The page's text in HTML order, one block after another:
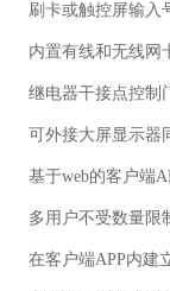
刷卡或触控屏输入
内置有线和无线网
继电器干接点控制
可外接大屏显示器
基于web的客户端
多用户不受数量限
在客户端APP内建